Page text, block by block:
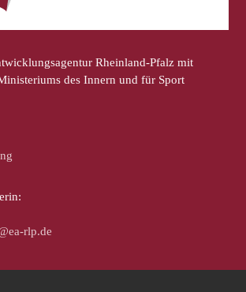
Rheinland-Pfalz mit
des Innern und für Sport
rlp.de